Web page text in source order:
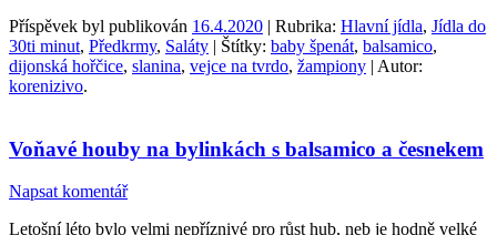
Příspěvek byl publikován 16.4.2020 | Rubrika: Hlavní jídla, Jídla do
30ti minut, Předkrmy, Saláty | Štítky: baby špenát, balsamico,
dijonská hořčice, slanina, vejce na tvrdo, žampiony | Autor:
korenizivo.
Voňavé houby na bylinkách s balsamico a česnekem
Napsat komentář
Letošní léto bylo velmi nepříznivé pro růst hub, neb je hodně velké